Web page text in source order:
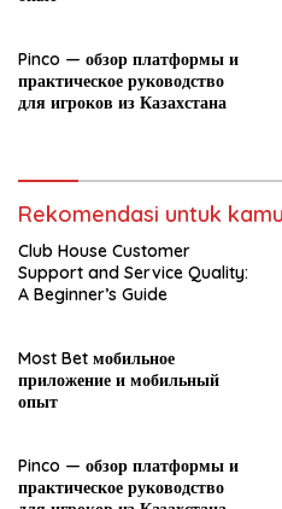
Pinco — обзор платформы и
практическое руководство
для игроков из Казахстана
Rekomendasi untuk kamu
Club House Customer
Support and Service Quality:
A Beginner’s Guide
Most Bet мобильное
приложение и мобильный
опыт
Pinco — обзор платформы и
практическое руководство